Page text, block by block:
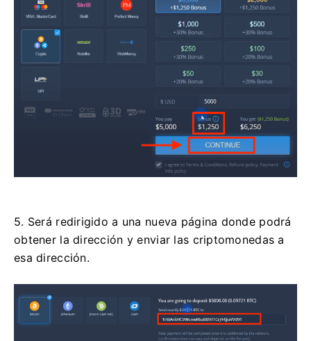
5. Será redirigido a una nueva página donde podrá
obtener la dirección y enviar las criptomonedas a
esa dirección.